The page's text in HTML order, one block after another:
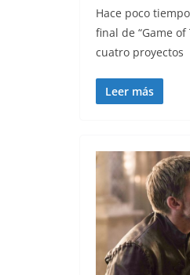
Hace poco
final de “Game
cuatro proyectos
Leer más